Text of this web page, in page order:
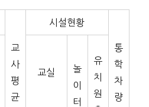
교
사
평
균
시설현황
통
학
차
량
교실
놀
이
터
유
치
원